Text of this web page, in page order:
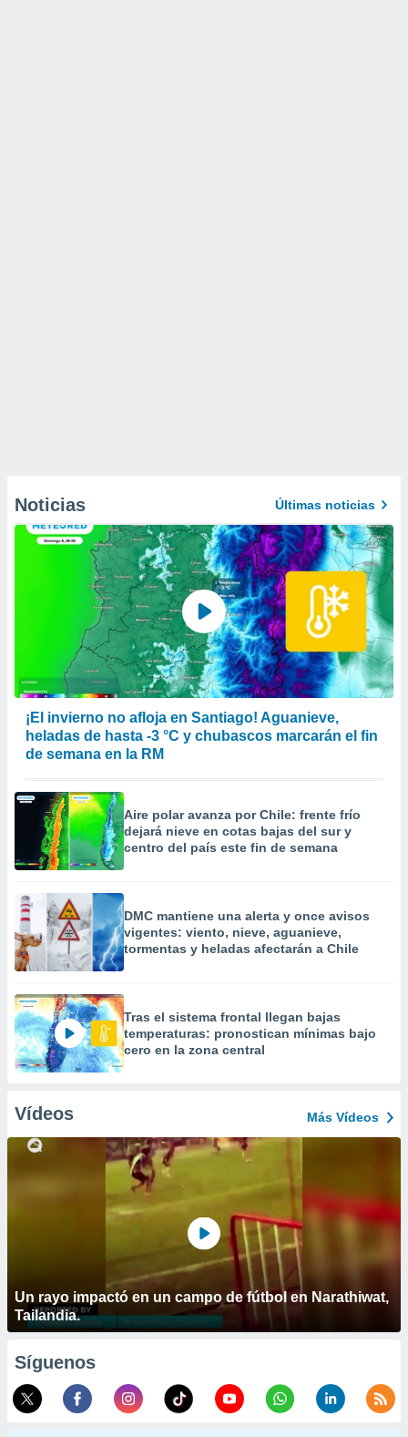
Noticias Últimas noticias
¡El invierno no afloja en Santiago! Aguanieve,
heladas de hasta -3 °C y chubascos marcarán el fin
de semana en la RM
Aire polar avanza por Chile: frente frío
dejará nieve en cotas bajas del sur y
centro del país este fin de semana
DMC mantiene una alerta y once avisos
vigentes: viento, nieve, aguanieve,
tormentas y heladas afectarán a Chile
Tras el sistema frontal llegan bajas
temperaturas: pronostican mínimas bajo
cero en la zona central
Vídeos Más Vídeos
Un rayo impactó en un campo de fútbol en Narathiwat,
Tailandia.
Síguenos